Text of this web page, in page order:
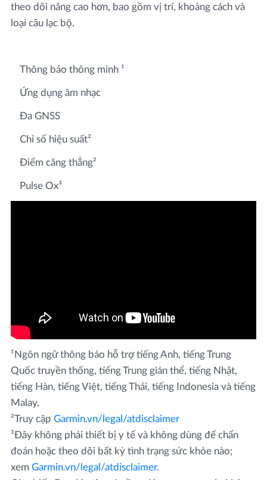
theo dõi nâng cao hơn, bao gồm vị trí, khoảng cách và
loại câu lạc bộ.
Thông báo thông minh ¹
Ứng dụng âm nhạc
Đa GNSS
Chỉ số hiệu suất²
Điểm căng thẳng²
Pulse Ox³
¹Ngôn ngữ thông báo hỗ trợ tiếng Anh, tiếng Trung
Quốc truyền thống, tiếng Trung giản thể, tiếng Nhật,
tiếng Hàn, tiếng Việt, tiếng Thái, tiếng Indonesia và tiếng
Malay.
²Truy cập Garmin.vn/legal/atdisclaimer
³Đây không phải thiết bị y tế và không dùng để chẩn
đoán hoặc theo dõi bất kỳ tình trạng sức khỏe nào;
xem Garmin.vn/legal/atdisclaimer.